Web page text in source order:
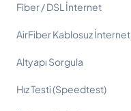
Fiber / DSL İnternet
AirFiber Kablosuz İnternet
Altyapı Sorgula
Hız Testi (Speedtest)